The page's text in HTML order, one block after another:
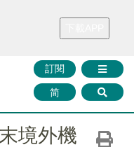
財華證券 媒體矩陣
訂閱
简
境外機